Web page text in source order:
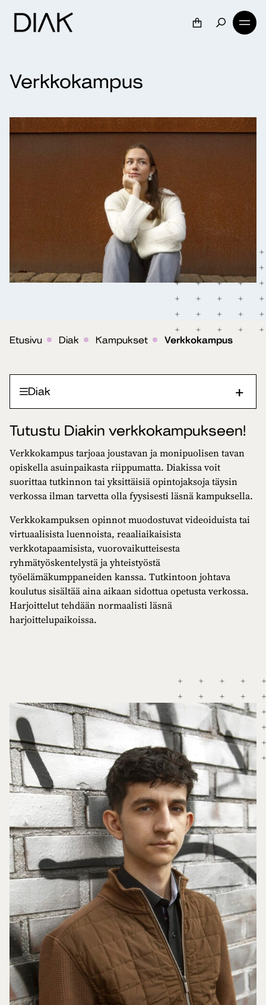
Verkkokampus
Etusivu Diak Kampukset Verkkokampus
Diak
Tutustu Diakin verkkokampukseen!
Verkkokampus tarjoaa joustavan ja monipuolisen tavan
opiskella asuinpaikasta riippumatta. Diakissa voit
suorittaa tutkinnon tai yksittäisiä opintojaksoja täysin
verkossa ilman tarvetta olla fyysisesti läsnä kampuksella.
Verkkokampuksen opinnot muodostuvat videoiduista tai
virtuaalisista luennoista, reaaliaikaisista
verkkotapaamisista, vuorovaikutteisesta
ryhmätyöskentelystä ja yhteistyöstä
työelämäkumppaneiden kanssa. Tutkintoon johtava
koulutus sisältää aina aikaan sidottua opetusta verkossa.
Harjoittelut tehdään normaalisti läsnä
harjoittelupaikoissa.